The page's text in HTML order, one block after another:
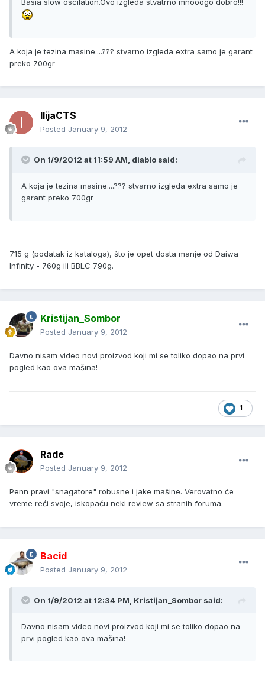
Basia slow oscilation.Ovo izgleda stvatrno mnooogo dobro!!!
A koja je tezina masine....??? stvarno izgleda extra samo je garant
preko 700gr
IlijaCTS
Posted January 9, 2012
On 1/9/2012 at 11:59 AM, diablo said:
A koja je tezina masine....??? stvarno izgleda extra samo je
garant preko 700gr
715 g (podatak iz kataloga), što je opet dosta manje od Daiwa
Infinity - 760g ili BBLC 790g.
Kristijan_Sombor
Posted January 9, 2012
Davno nisam video novi proizvod koji mi se toliko dopao na prvi
pogled kao ova mašina!
1
Rade
Posted January 9, 2012
Penn pravi "snagatore" robusne i jake mašine. Verovatno će
vreme reći svoje, iskopaću neki review sa stranih foruma.
Bacid
Posted January 9, 2012
On 1/9/2012 at 12:34 PM, Kristijan_Sombor said:
Davno nisam video novi proizvod koji mi se toliko dopao na
prvi pogled kao ova mašina!